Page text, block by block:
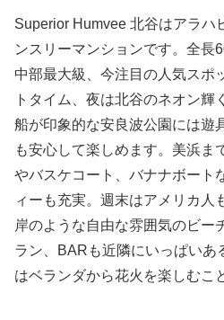
Superior Humvee 北谷はアラハ
ンスリーマンションです。全長
中部最大級、今注目の人気スポ
トタイム、夜は北谷のネオン輝
船が印象的な安良波公園には遊
も安心して楽しめます。美浜ま
やバスケコート、バナナボート
ィーも充実。週末はアメリカ人
岸のような自由な雰囲気のビー
ラン、BARも近隣にいっぱい
はベランダから花火を楽しむこ